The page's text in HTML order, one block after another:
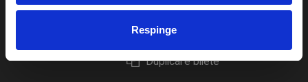
Respinge
Returnare bilete
Duplicare bilete